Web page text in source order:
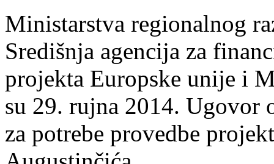
Ministarstva regionalnog
Središnja agencija za
projekta Europske unije i
su 29. rujna 2014. Ugovor
za potrebe provedbe